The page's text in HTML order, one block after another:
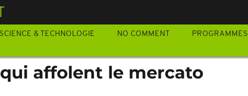
SCIENCE & TECHNOLOGIE NO COMMENT PROGRAMMES
affolent le mercato